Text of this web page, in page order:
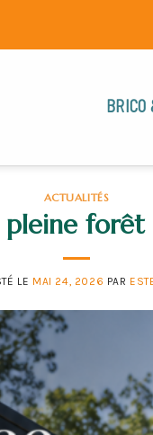
BRICO
ACTUALITÉS
pleine
LE MAI 24, 2026 PAR